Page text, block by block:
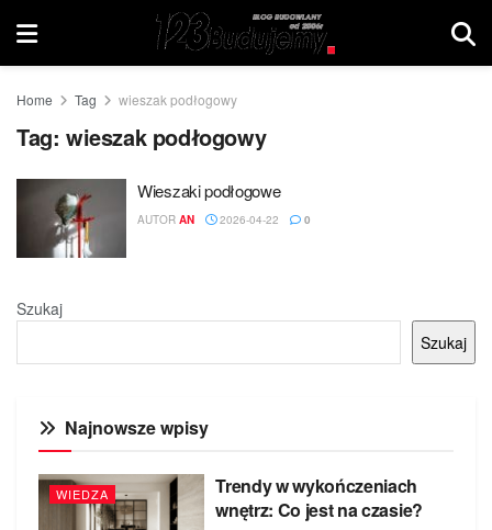
Home Tag wieszak podłogowy
Tag: wieszak podłogowy
Wieszaki podłogowe
AUTOR AN 2026-04-22 0
Szukaj
Szukaj
Najnowsze wpisy
WIEDZA
Trendy w wykończeniach
wnętrz: Co jest na czasie?